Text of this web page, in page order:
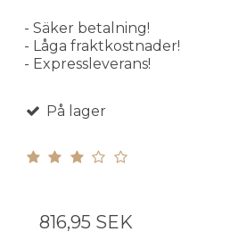
- Säker betalning!
- Låga fraktkostnader!
- Expressleverans!
På lager
816,95 SEK